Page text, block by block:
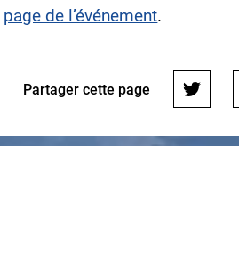
page de l’événement.
Partager cette page